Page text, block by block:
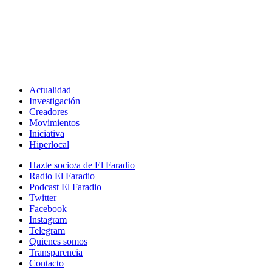
Actualidad
Investigación
Creadores
Movimientos
Iniciativa
Hiperlocal
Hazte socio/a de El Faradio
Radio El Faradio
Podcast El Faradio
Twitter
Facebook
Instagram
Telegram
Quienes somos
Transparencia
Contacto